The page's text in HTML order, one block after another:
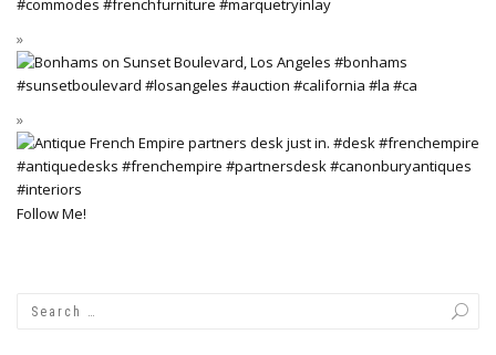
Follow Me!